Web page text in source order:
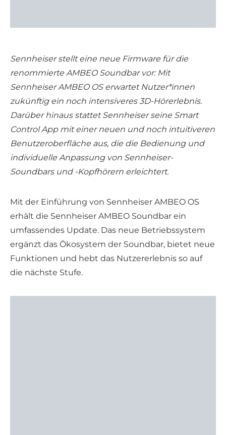
Sennheiser stellt eine neue Firmware für die
renommierte AMBEO Soundbar vor: Mit
Sennheiser AMBEO OS erwartet Nutzer*innen
zukünftig ein noch intensiveres 3D-Hörerlebnis.
Darüber hinaus stattet Sennheiser seine Smart
Control App mit einer neuen und noch intuitiveren
Benutzeroberfläche aus, die die Bedienung und
individuelle Anpassung von Sennheiser-
Soundbars und -Kopfhörern erleichtert.
Mit der Einführung von Sennheiser AMBEO OS
erhält die Sennheiser AMBEO Soundbar ein
umfassendes Update. Das neue Betriebssystem
ergänzt das Ökosystem der Soundbar, bietet neue
Funktionen und hebt das Nutzererlebnis so auf
die nächste Stufe.